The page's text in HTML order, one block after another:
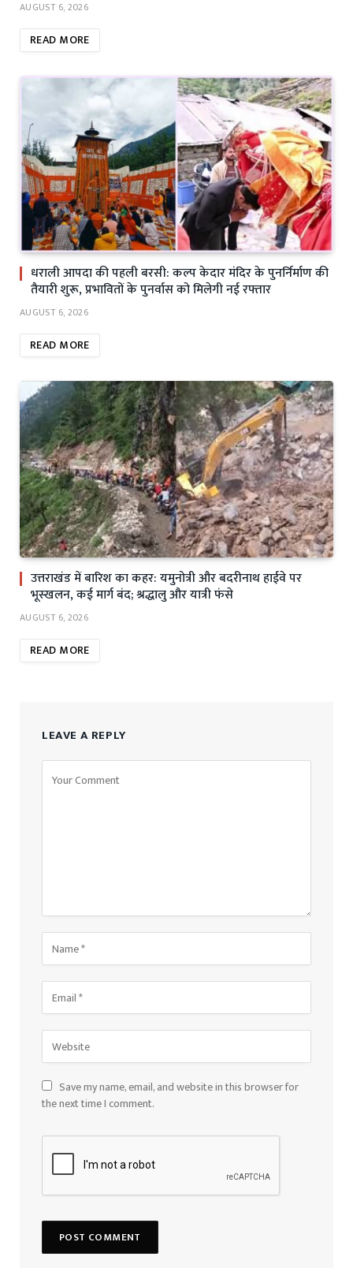
AUGUST 6, 2026
READ MORE
धराली आपदा की पहली बरसी: कल्प केदार मंदिर के पुनर्निर्माण की
तैयारी शुरू, प्रभावितों के पुनर्वास को मिलेगी नई रफ्तार
AUGUST 6, 2026
READ MORE
उत्तराखंड में बारिश का कहर: यमुनोत्री और बदरीनाथ हाईवे पर
भूस्खलन, कई मार्ग बंद; श्रद्धालु और यात्री फंसे
AUGUST 6, 2026
READ MORE
LEAVE A REPLY
Save my name, email, and website in this browser for
the next time I comment.